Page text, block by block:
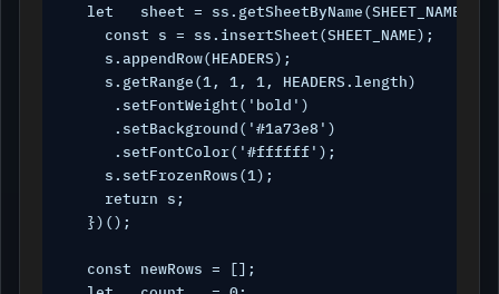
let   sheet = ss.getSheetByName(SHEET_NAME)
    const s = ss.insertSheet(SHEET_NAME);
    s.appendRow(HEADERS);
    s.getRange(1, 1, 1, HEADERS.length)
     .setFontWeight('bold')
     .setBackground('#1a73e8')
     .setFontColor('#ffffff');
    s.setFrozenRows(1);
    return s;
  })();
  const newRows = [];